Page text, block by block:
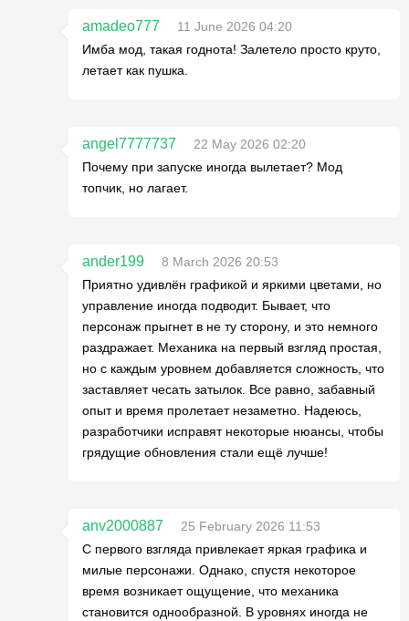
amadeo777
11 June 2026 04:20
Имба мод, такая годнота! Залетело просто круто,
летает как пушка.
angel7777737
22 May 2026 02:20
Почему при запуске иногда вылетает? Мод
топчик, но лагает.
ander199
8 March 2026 20:53
Приятно удивлён графикой и яркими цветами, но
управление иногда подводит. Бывает, что
персонаж прыгнет в не ту сторону, и это немного
раздражает. Механика на первый взгляд простая,
но с каждым уровнем добавляется сложность, что
заставляет чесать затылок. Все равно, забавный
опыт и время пролетает незаметно. Надеюсь,
разработчики исправят некоторые нюансы, чтобы
грядущие обновления стали ещё лучше!
anv2000887
25 February 2026 11:53
С первого взгляда привлекает яркая графика и
милые персонажи. Однако, спустя некоторое
время возникает ощущение, что механика
становится однообразной. В уровнях иногда не